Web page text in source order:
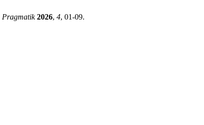
Pragmatik 2026, 4, 01-09.